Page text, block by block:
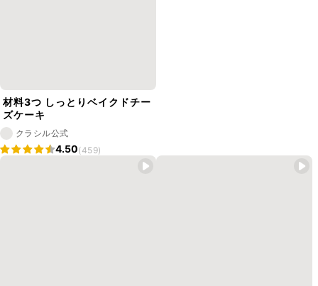
材料3つ しっとりベイクドチー
ズケーキ
クラシル公式
4.50(459)